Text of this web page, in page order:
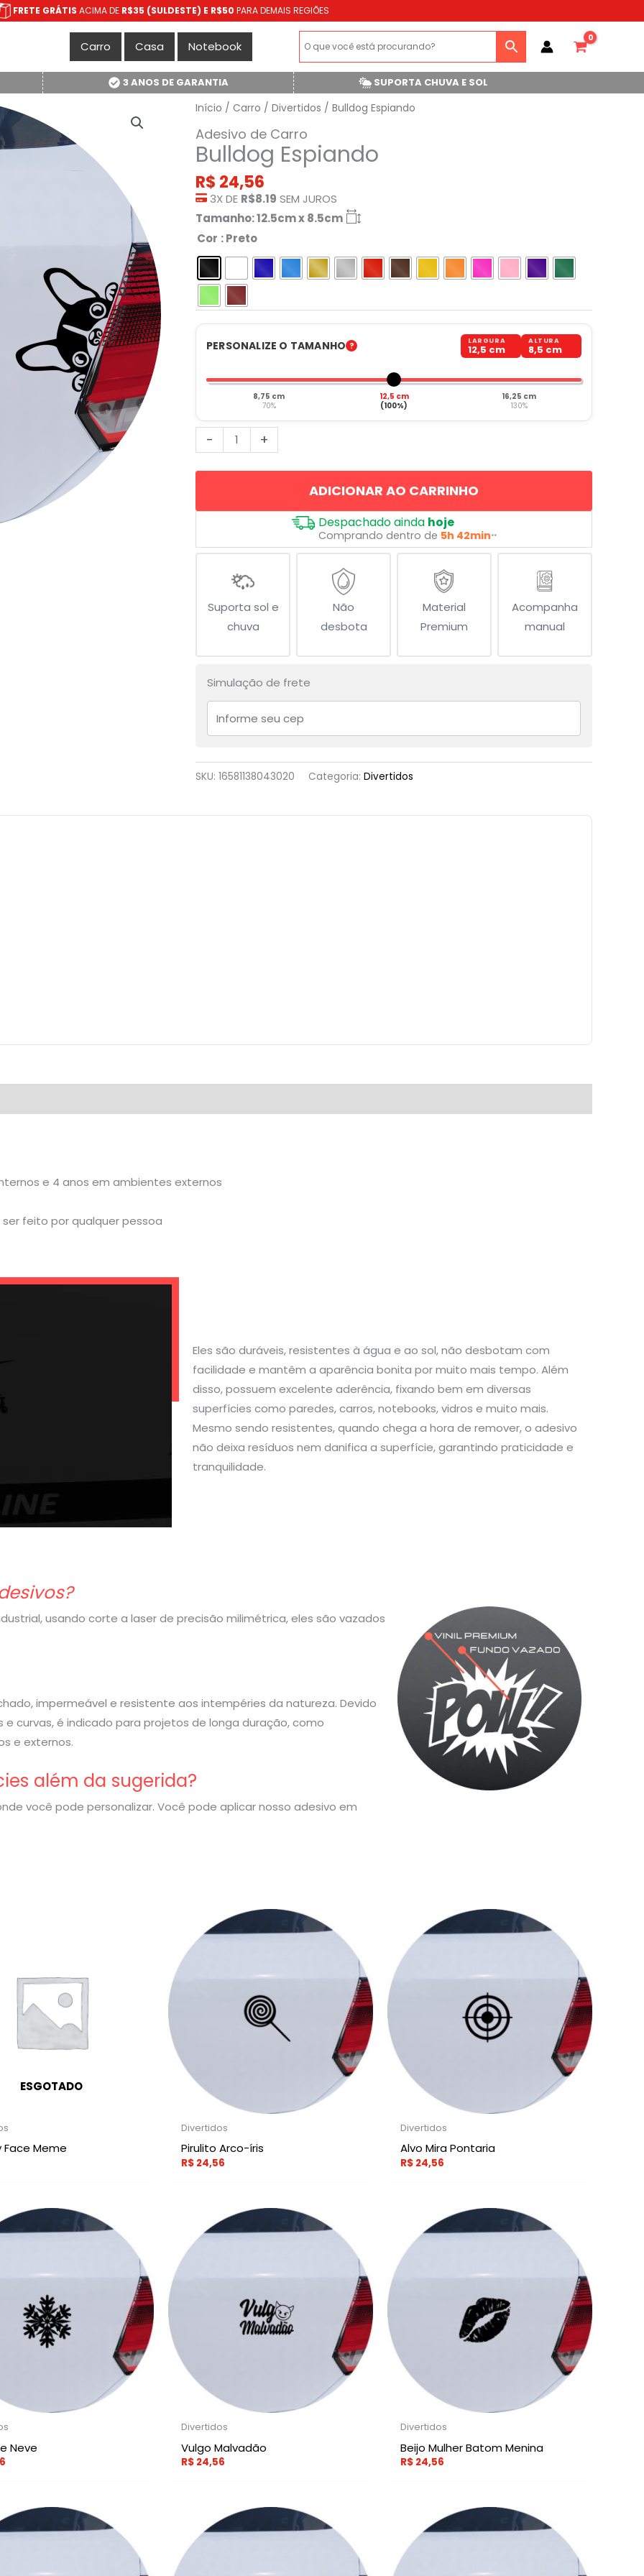
FRETE GRÁTIS ACIMA DE R$35 (SULDESTE) E R$50 PARA DEMAIS REGIÕES
Carro Casa Notebook
3 ANOS DE GARANTIA
SUPORTA CHUVA E SOL
Início / Carro / Divertidos / Bulldog Espiando
Adesivo de Carro
Bulldog Espiando
R$ 24,56
3X DE R$8.19 SEM JUROS
Tamanho: 12.5cm x 8.5cm
Cor : Preto
PERSONALIZE O TAMANHO LARGURA
12,5 cm
ALTURA
8,5 cm
8,75 cm
70%
12,5 cm
(100%)
16,25 cm
130%
-
Bulldog
Espiando
quantidade
+
ADICIONAR AO CARRINHO
Despachado ainda hoje
Comprando dentro de 5h 42min**
Suporta sol e
chuva
Não
desbota
Material
Premium
Acompanha
manual
Simulação de frete
SKU: 16581138043020 Categoria: Divertidos
e 4 anos em ambientes externos
feito por qualquer pessoa
Eles são duráveis, resistentes à água e ao sol, não desbotam com
facilidade e mantêm a aparência bonita por muito mais tempo. Além
disso, possuem excelente aderência, fixando bem em diversas
superfícies como paredes, carros, notebooks, vidros e muito mais.
Mesmo sendo resistentes, quando chega a hora de remover, o adesivo
não deixa resíduos nem danifica a superfície, garantindo praticidade e
tranquilidade.
usando corte a laser de precisão milimétrica, eles são vazados
impermeável e resistente aos intempéries da natureza. Devido
curvas, é indicado para projetos de longa duração, como
e externos.
além da sugerida?
você pode personalizar. Você pode aplicar nosso adesivo em
ESGOTADO
Face Meme
Divertidos
Pirulito Arco-íris
R$ 24,56
Divertidos
Alvo Mira Pontaria
R$ 24,56
Neve
Divertidos
Vulgo Malvadão
R$ 24,56
Divertidos
Beijo Mulher Batom Menina
R$ 24,56